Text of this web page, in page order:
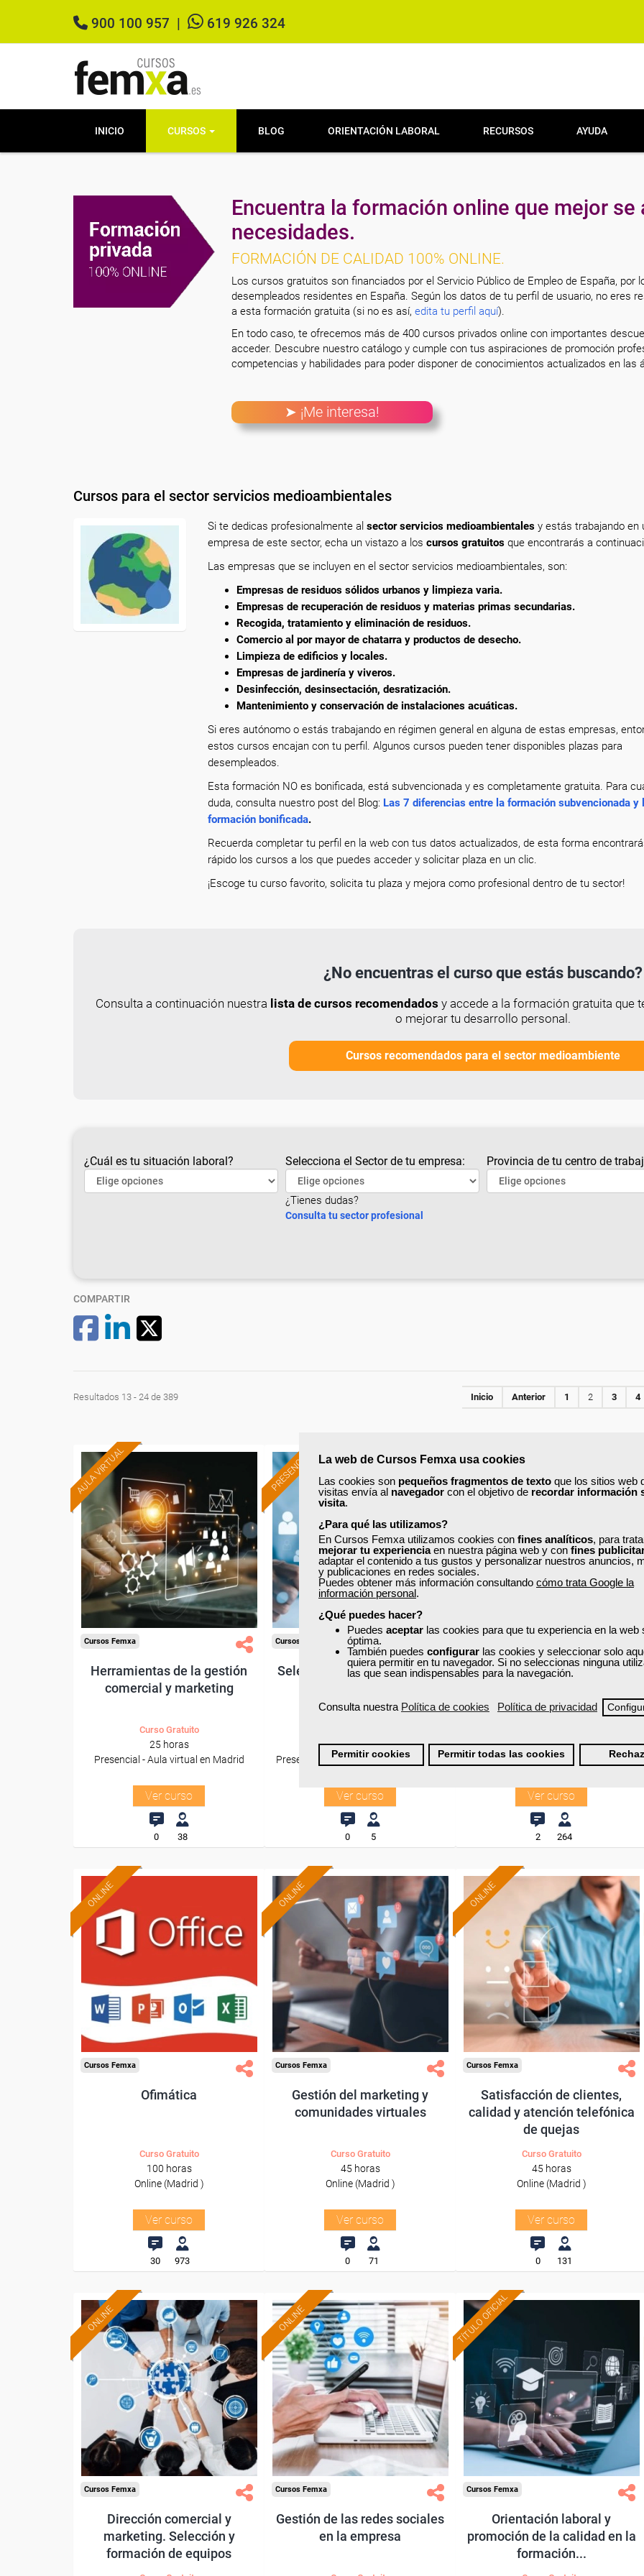
La web de Cursos Femxa usa cookies
Las cookies son pequeños fragmentos de texto que los sitios web
visitas envía al navegador con el objetivo de recordar información
visita.
¿Para qué las utilizamos?
En Cursos Femxa utilizamos cookies con fines analíticos, para
mejorar tu experienciaen nuestra página web y con fines
adaptar el contenido a tus gustos y personalizar nuestros anuncios,
y publicaciones en redes sociales.
Puedes obtener más información consultando cómo trata Google la
información personal.
¿Qué puedes hacer?
Puedes aceptar las cookies para que tu experiencia en la web
óptima.
También puedes configurar las cookies y seleccionar solo
quiera permitir en tu navegador. Si no seleccionas ninguna
las que sean indispensables para la navegación.
Consulta nuestra Política de cookies Política de privacidad
Permitir cookies Permitir todas las cookies
900 100 957 619 926 324
INICIO CURSOS BLOG ORIENTACIÓN LABORAL RECURSOS AYUDA
Encuentra la formación online que mejor se
necesidades.
FORMACIÓN DE CALIDAD 100% ONLINE.
Los cursos gratuitos son financiados por el Servicio Público de Empleo de España, por
desempleados residentes en España. Según los datos de tu perfil de usuario, no eres
a esta formación gratuita (si no es así, edita tu perfil aquí).
En todo caso, te ofrecemos más de 400 cursos privados online con importantes
acceder. Descubre nuestro catálogo y cumple con tus aspiraciones de promoción
competencias y habilidades para poder disponer de conocimientos actualizados en las
➤ ¡Me interesa!
Cursos para el sector servicios medioambientales
Si te dedicas profesionalmente al sector servicios medioambientales y estás trabajando en
empresa de este sector, echa un vistazo a los cursos gratuitos que encontrarás a
Las empresas que se incluyen en el sector servicios medioambientales, son:
Empresas de residuos sólidos urbanos y limpieza varia.
Empresas de recuperación de residuos y materias primas secundarias.
Recogida, tratamiento y eliminación de residuos.
Comercio al por mayor de chatarra y productos de desecho.
Limpieza de edificios y locales.
Empresas de jardinería y viveros.
Desinfección, desinsectación, desratización.
Mantenimiento y conservación de instalaciones acuáticas.
Si eres autónomo o estás trabajando en régimen general en alguna de estas empresas,
estos cursos encajan con tu perfil. Algunos cursos pueden tener disponibles plazas para
desempleados.
Esta formación NO es bonificada, está subvencionada y es completamente gratuita. Para
duda, consulta nuestro post del Blog: Las 7 diferencias entre la formación subvencionada y
formación bonificada.
Recuerda completar tu perfil en la web con tus datos actualizados, de esta forma
rápido los cursos a los que puedes acceder y solicitar plaza en un clic.
¡Escoge tu curso favorito, solicita tu plaza y mejora como profesional dentro de tu sector!
¿No encuentras el curso que estás buscando?
Consulta a continuación nuestra lista de cursos recomendados y accede a la formación gratuita que
o mejorar tu desarrollo personal.
Cursos recomendados para el sector medioambiente
¿Cuál es tu situación laboral? Selecciona el Sector de tu empresa:
¿Tienes dudas?
Consulta tu sector profesional
Provincia de tu centro de
COMPARTIR
Resultados 13 - 24 de 389 Inicio Anterior 1 2 3 4
AULA VIRTUAL Formación 100%
subvencionada.
Para trabajadores y
autónomos de Madrid.
Para todos los sectores.
Cursos Femxa
Herramientas de la gestión
comercial y marketing
Curso Gratuito
25 horas
Presencial - Aula virtual en Madrid
Ver curso
0 38
PRESENCIAL
Formación 100%
subvencionada.
Para desempleados,
trabajadores y autónomos
de Castilla y Leon.
Para todos los sectores.
Cursos Femxa
Selección de personal online
25 horas
Presencial - Aula virtual en Salamanca
Ver curso
0 5
AULA VIRTUAL
Formación 100%
Para desempleados,
trabajadores y autónomos
de Madrid.
Para todos los sectores.
Gestión contable general y de
60 horas
Presencial - Aula virtual en Madrid
Ver curso
2 264
ONLINE
Formación 100%
subvencionada.
Para trabajadores y
autónomos de Madrid.
Para todos los sectores.
Cursos Femxa
Ofimática
Curso Gratuito
100 horas
Online (Madrid )
Ver curso
30 973
ONLINE
Formación 100%
subvencionada.
Para desempleados,
trabajadores y autónomos
de Madrid.
Para todos los sectores.
Cursos Femxa
Gestión del marketing y
comunidades virtuales
Curso Gratuito
45 horas
Online (Madrid )
Ver curso
0 71
ONLINE
Formación 100%
subvencionada.
Para desempleados,
trabajadores y autónomos
de Madrid.
Para todos los sectores.
Cursos Femxa
Satisfacción de clientes,
calidad y atención telefónica
de quejas
Curso Gratuito
45 horas
Online (Madrid )
Ver curso
0 131
ONLINE
Formación 100%
subvencionada.
Para trabajadores y
autónomos de Madrid.
Para todos los sectores.
Cursos Femxa
Dirección comercial y
marketing. Selección y
formación de equipos
ONLINE
Formación 100%
subvencionada.
Para trabajadores y
autónomos de Madrid.
Para todos los sectores.
Cursos Femxa
Gestión de las redes sociales
en la empresa
TÍTULO OFICIAL
Formación 100%
subvencionada.
Para trabajadores y
autónomos de Madrid.
Para todos los sectores.
Cursos Femxa
Orientación laboral y
promoción de la calidad en la
formación...